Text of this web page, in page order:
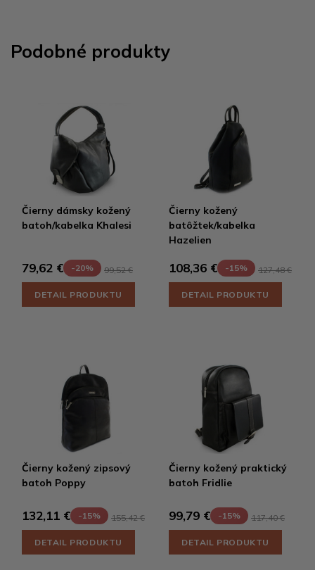
Podobné produkty
Čierny dámsky kožený
batoh/kabelka Khalesi
79,62 € -20% 99,52 €
DETAIL PRODUKTU
Čierny kožený
batôžtek/kabelka
Hazelien
108,36 € -15% 127,48 €
DETAIL PRODUKTU
Čierny kožený zipsový
batoh Poppy
132,11 € -15% 155,42 €
DETAIL PRODUKTU
Čierny kožený praktický
batoh Fridlie
99,79 € -15% 117,40 €
DETAIL PRODUKTU